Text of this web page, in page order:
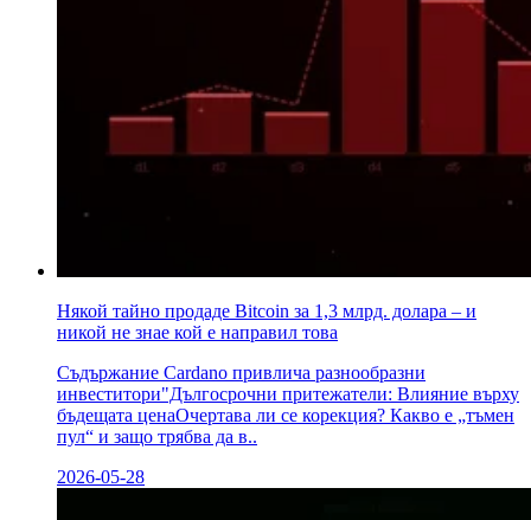
Някой тайно продаде Bitcoin за 1,3 млрд. долара – и
никой не знае кой е направил това
Съдържание Cardano привлича разнообразни
инвеститори"Дългосрочни притежатели: Влияние върху
бъдещата ценаОчертава ли се корекция? Какво е „тъмен
пул“ и защо трябва да в..
2026-05-28